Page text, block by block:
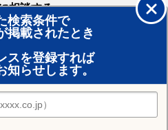
検索条件で
掲載されたとき
スを登録すれば
知らせします。
相談する